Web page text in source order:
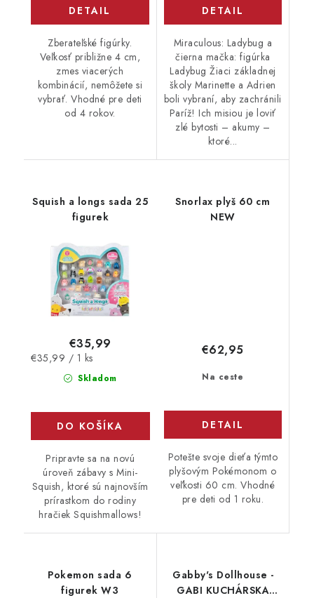
DETAIL
Zberateľské figúrky.
Veľkosť približne 4 cm,
zmes viacerých
kombinácií, nemôžete si
vybrať. Vhodné pre deti
od 4 rokov.
DETAIL
Miraculous: Ladybug a
čierna mačka: figúrka
Ladybug Žiaci základnej
školy Marinette a Adrien
boli vybraní, aby zachránili
Paríž! Ich misiou je loviť
zlé bytosti – akumy –
ktoré...
Squish a longs sada 25
figurek
Skladom
€35,99
Jednotková
€35,99 / 1 ks
DO KOŠÍKA
Pripravte sa na novú
úroveň zábavy s Mini-
Squish, ktoré sú najnovším
prírastkom do rodiny
hračiek Squishmallows!
Snorlax plyš 60 cm
NEW
Na ceste
€62,95
DETAIL
Potešte svoje dieťa týmto
plyšovým Pokémonom o
veľkosti 60 cm. Vhodné
pre deti od 1 roku.
Pokemon sada 6
figurek W3
Gabby's Dollhouse -
GABI KUCHÁRSKA